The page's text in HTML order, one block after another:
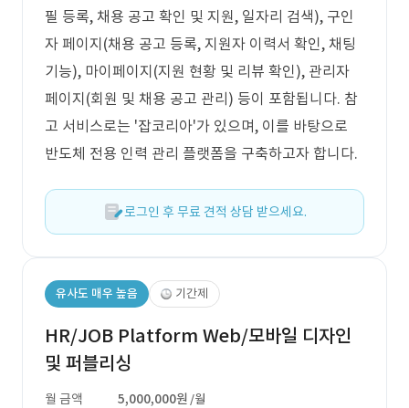
필 등록, 채용 공고 확인 및 지원, 일자리 검색), 구인
자 페이지(채용 공고 등록, 지원자 이력서 확인, 채팅
기능), 마이페이지(지원 현황 및 리뷰 확인), 관리자
페이지(회원 및 채용 공고 관리) 등이 포함됩니다. 참
고 서비스로는 '잡코리아'가 있으며, 이를 바탕으로
반도체 전용 인력 관리 플랫폼을 구축하고자 합니다.
로그인 후 무료 견적 상담 받으세요.
유사도 매우 높음 기간제
HR/JOB Platform Web/모바일 디자인
및 퍼블리싱
월 금액 5,000,000원 /월